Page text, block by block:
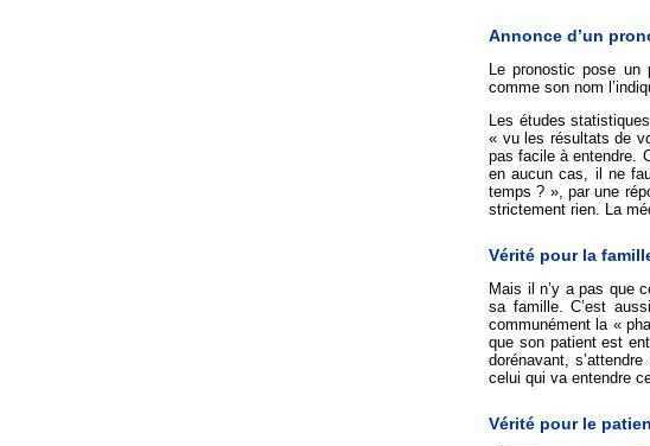
Annonce d’un
Le pronostic pose un
comme son nom
Les études
« vu les résultats de
pas facile à entendre.
en aucun cas, il ne
temps ? », par une
strictement rien. La
Vérité pour la
Mais il n’y a pas que
sa famille. C’est
communément la «
que son patient est
dorénavant,
celui qui va entendre
Vérité pour le